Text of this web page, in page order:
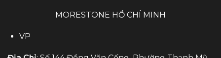
MORESTONE HỒ CHÍ MINH
VP